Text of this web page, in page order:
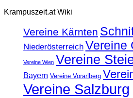
Krampuszeit.at Wiki
Vereine Kärnten
Niederösterreich Vereine
Vereine Wien Vereine
Bayern Vereine Vorarlberg
Vereine Salzburg